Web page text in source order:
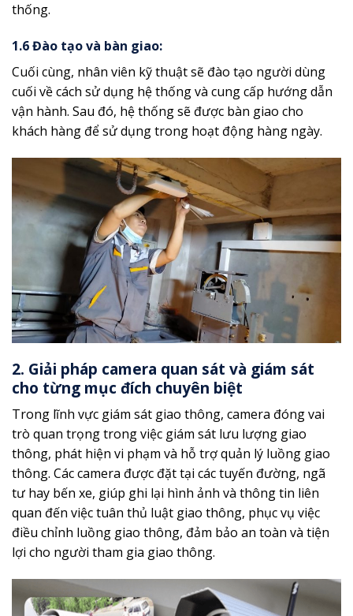
thống.
1.6 Đào tạo và bàn giao:
Cuối cùng, nhân viên kỹ thuật sẽ đào tạo người dùng
cuối về cách sử dụng hệ thống và cung cấp hướng dẫn
vận hành. Sau đó, hệ thống sẽ được bàn giao cho
khách hàng để sử dụng trong hoạt động hàng ngày.
2. Giải pháp camera quan sát và giám sát
cho từng mục đích chuyên biệt
Trong lĩnh vực giám sát giao thông, camera đóng vai
trò quan trọng trong việc giám sát lưu lượng giao
thông, phát hiện vi phạm và hỗ trợ quản lý luồng giao
thông. Các camera được đặt tại các tuyến đường, ngã
tư hay bến xe, giúp ghi lại hình ảnh và thông tin liên
quan đến việc tuân thủ luật giao thông, phục vụ việc
điều chỉnh luồng giao thông, đảm bảo an toàn và tiện
lợi cho người tham gia giao thông.